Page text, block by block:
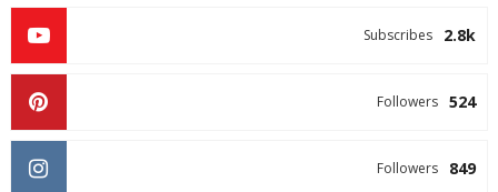
2.8k
Subscribes
524
Followers
849
Followers